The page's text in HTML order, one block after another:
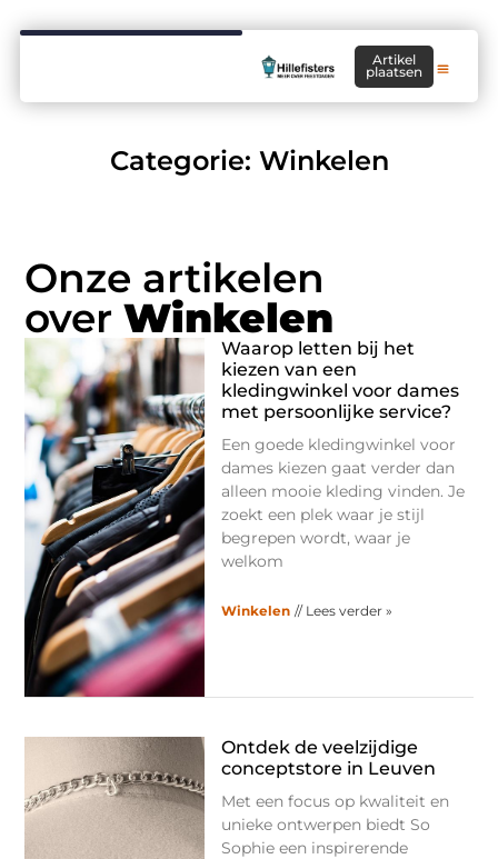
Artikel
plaatsen
Categorie: Winkelen
Onze artikelen
overWinkelen
Waarop letten bij het
kiezen van een
kledingwinkel voor dames
met persoonlijke service?
Een goede kledingwinkel voor
dames kiezen gaat verder dan
alleen mooie kleding vinden. Je
zoekt een plek waar je stijl
begrepen wordt, waar je
welkom
Winkelen // Lees verder »
Ontdek de veelzijdige
conceptstore in Leuven
Met een focus op kwaliteit en
unieke ontwerpen biedt So
Sophie een inspirerende